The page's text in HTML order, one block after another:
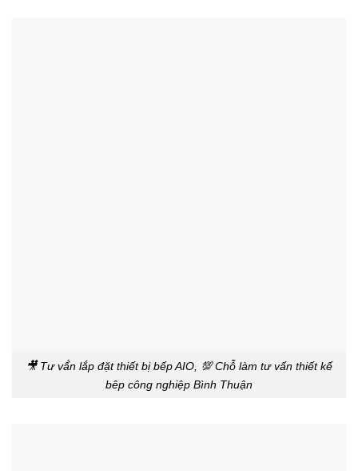
🎥 Tư vấ́n lắp đặt thiết bị bếp AIO, 💯 Chỗ làm tư vấn thiết kế
bêp công nghiệp Bình Thuận